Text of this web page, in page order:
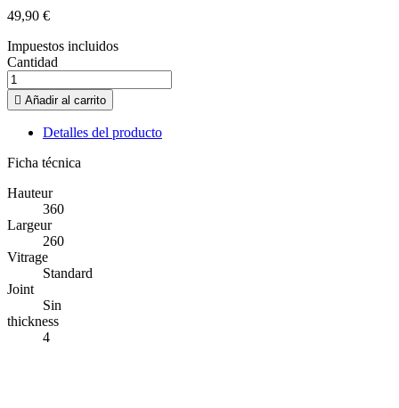
49,90 €
Impuestos incluidos
Cantidad
 Añadir al carrito
Detalles del producto
Ficha técnica
Hauteur
360
Largeur
260
Vitrage
Standard
Joint
Sin
thickness
4